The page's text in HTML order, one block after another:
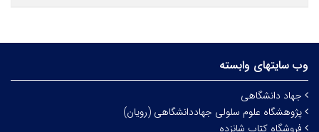
وب سایتهای وابسته
جهاد دانشگاهی
پژوهشگاه علوم سلولی جهاددانشگاهی (رویان)
فروشگاه کتاب شانزده